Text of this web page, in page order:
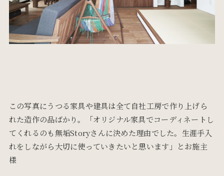
この写真にうつる家具や建具は全て自社工房で作り上げら
れた造作の品ばかり。「オリジナル家具でコーディネートし
てくれるのも無垢Storyさんに決めた理由でした。生涯手入
れをしながら大切に使っていきたいと思います」とお施主
様